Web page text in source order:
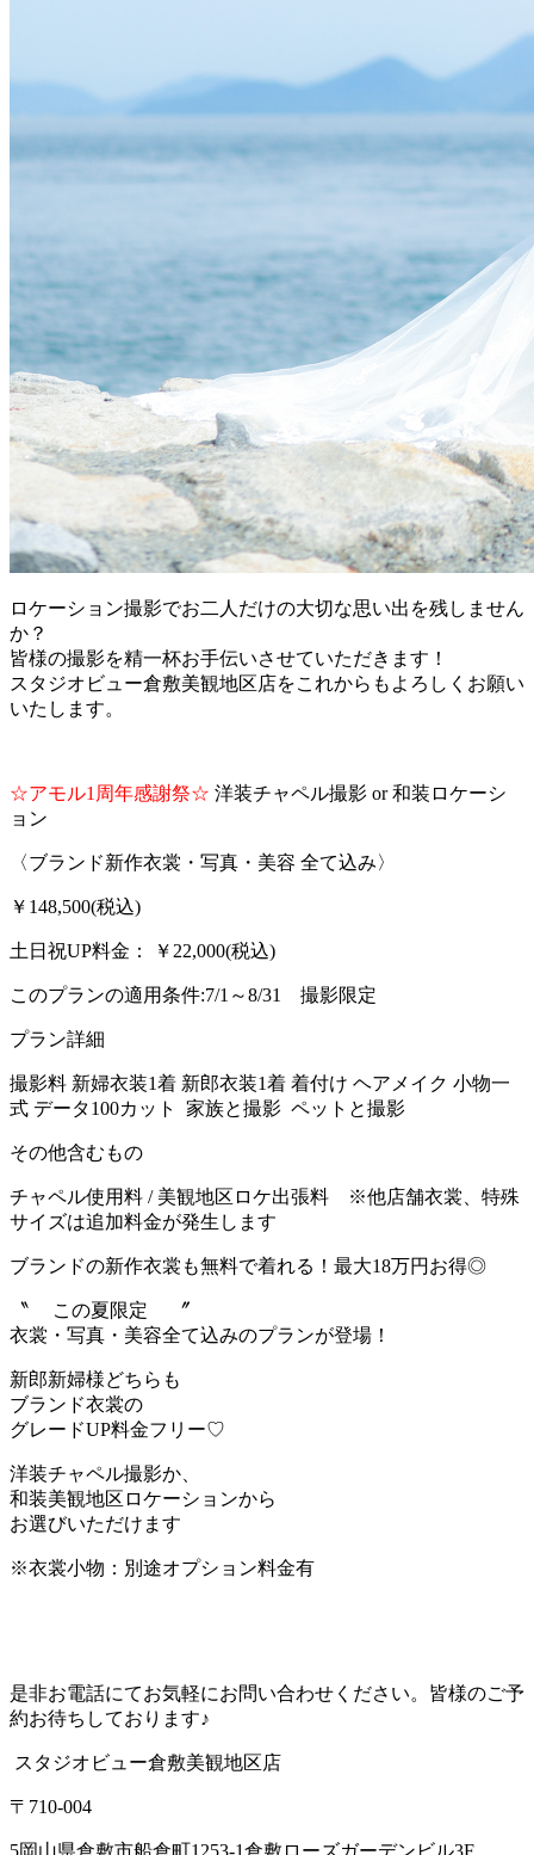
ロケーション撮影でお二人だけの大切な思い出を残しません
か？
皆様の撮影を精一杯お手伝いさせていただきます！
スタジオビュー倉敷美観地区店をこれからもよろしくお願い
いたします。
☆アモル1周年感謝祭☆ 洋装チャペル撮影 or 和装ロケーシ
ョン
〈ブランド新作衣裳・写真・美容 全て込み〉
￥ 148,500(税込)
土日祝UP料金： ￥22,000(税込)
このプランの適用条件:7/1～8/31 撮影限定
プラン詳細
撮影料 新婦衣装1着 新郎衣装1着 着付け ヘアメイク 小物一
式 データ100カット 家族と撮影 ペットと撮影
その他含むもの
チャペル使用料 / 美観地区ロケ出張料 ※他店舗衣裳、特殊
サイズは追加料金が発生します
ブランドの新作衣裳も無料で着れる！最大18万円お得◎
〝 この夏限定 〞
衣裳・写真・美容全て込みのプランが登場！
新郎新婦様どちらも
ブランド衣裳の
グレードUP料金フリー♡
洋装チャペル撮影か、
和装美観地区ロケーションから
お選びいただけます
※衣裳小物：別途オプション料金有
是非お電話にてお気軽にお問い合わせください。皆様のご予
約お待ちしております♪
スタジオビュー倉敷美観地区店
〒710-004